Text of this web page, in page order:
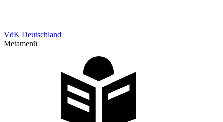
VdK Deutschland
Metamenü